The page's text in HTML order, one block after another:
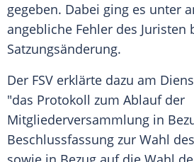
gegeben. Dabei ging es unter
angebliche Fehler des Juristen
Satzungsänderung.
Der FSV erklärte dazu am
"das Protokoll zum Ablauf der
Mitgliederversammlung in
Beschlussfassung zur Wahl